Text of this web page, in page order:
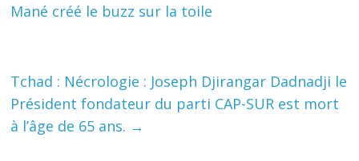
Mané créé le buzz sur la toile
Tchad : Nécrologie : Joseph Djirangar Dadnadji le
Président fondateur du parti CAP-SUR est mort
à l’âge de 65 ans. →